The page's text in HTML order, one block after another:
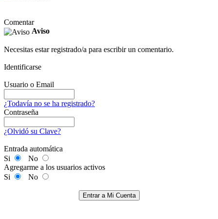
Comentar
Aviso
Necesitas estar registrado/a para escribir un comentario.
Identificarse
Usuario o Email
¿Todavía no se ha registrado?
Contraseña
¿Olvidó su Clave?
Entrada automática
Si
No
Agregarme a los usuarios activos
Si
No
Entrar a Mi Cuenta